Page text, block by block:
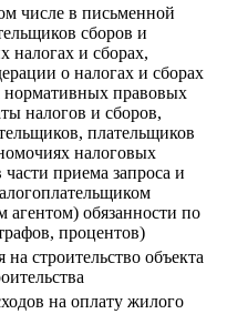
числе в письменной
сборов и
налогах и сборах,
о налогах и сборах
нормативных правовых
налогов и сборов,
плательщиков
налоговых
приема запроса и
агентом) обязанности по
процентов)
строительство объекта
на оплату жилого